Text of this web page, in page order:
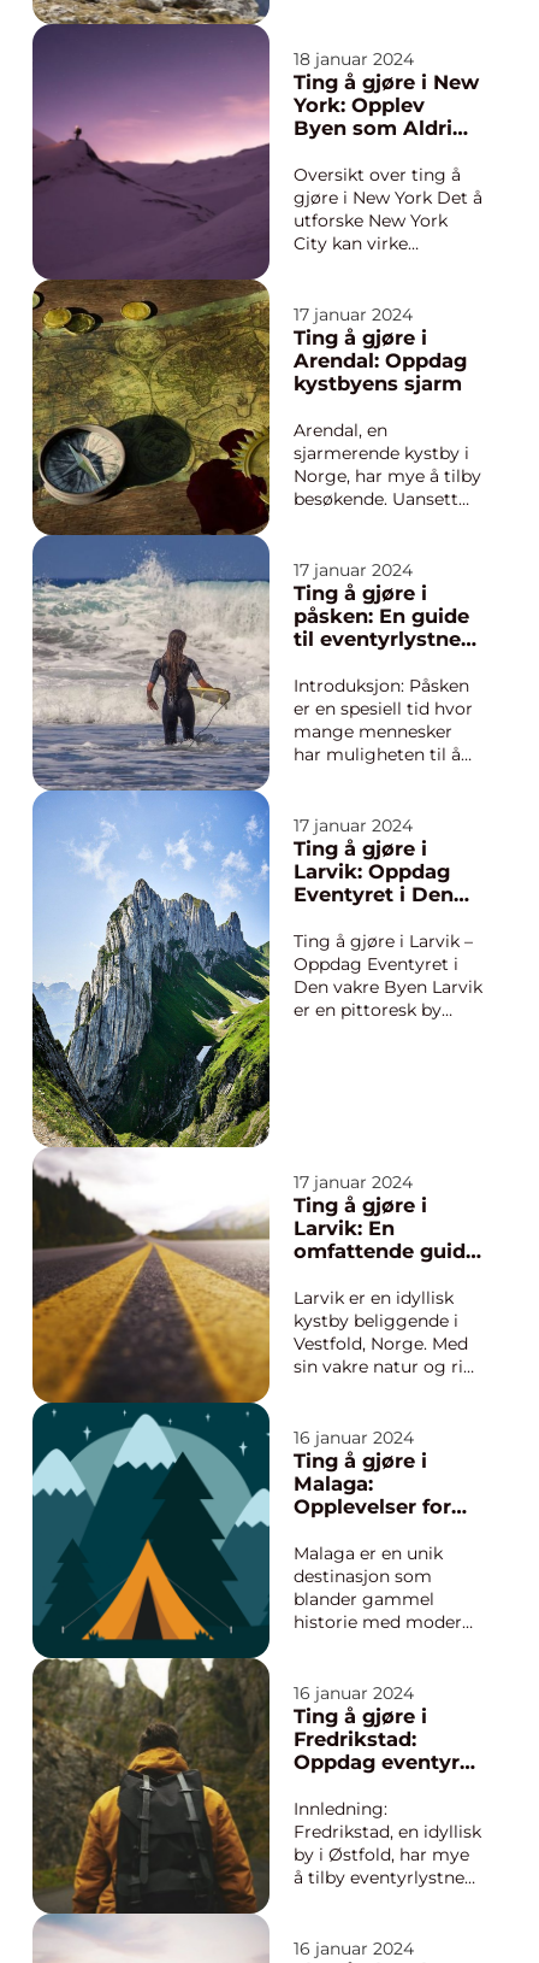
eventyrlystne unge
mennesker. Enten du
er interessert i kultur,
naturopplevelser, mat
noe for enhver smak.
Denne ar...
18 januar 2024
Ting å gjøre i New
York: Opplev
Byen som Aldri
Oversikt over ting å
gjøre i New York Det å
utforske New York
City kan virke
av attraksjoner og
aktiviteter. Byen som
aldri sover, er kjent for
sitt pulserende
landemerker og
utrolige natte...
17 januar 2024
Ting å gjøre i
Arendal: Oppdag
kystbyens sjarm
Arendal, en
sjarmerende kystby i
Norge, har mye å tilby
besøkende. Uansett
utendørsaktiviteter
eller lokal mat, vil du
finne noe som passer
deg i denne vakre
overordnet, grundig
oversikt over ting å
gjør...
17 januar 2024
Ting å gjøre i
påsken: En guide
til eventyrlystne
Introduksjon: Påsken
er en spesiell tid hvor
mange mennesker
har muligheten til å
eventyrlysten person
som er klar for action,
eller om du
foretrekker å slappe
finnes det mange
spennende ...
17 januar 2024
Ting å gjøre i
Larvik: Oppdag
Eventyret i Den
Ting å gjøre i Larvik –
Oppdag Eventyret i
Den vakre Byen Larvik
er en pittoresk by
sjarmerende kystbyen
har mye å tilby
eventyrlystne unge
mennesker...
17 januar 2024
Ting å gjøre i
Larvik: En
omfattende guide
unge mennesker
Larvik er en idyllisk
kystby beliggende i
Vestfold, Norge. Med
sin vakre natur og rike
eventyrlystne unge
mennesker. Enten du
er ute etter en aktiv
ferie eller ønsker å
historien, har ...
16 januar 2024
Ting å gjøre i
Malaga:
Opplevelser for
Unge Mennesker
Malaga er en unik
destinasjon som
blander gammel
historie med moderne
Med sitt behagelige
klima, fantastiske mat
og vakre strender, er
Malaga et ideelt
eventyrlystne unge
mennesker som
ønsker en opplevel...
16 januar 2024
Ting å gjøre i
Fredrikstad:
Oppdag eventyret
Innledning:
Fredrikstad, en idyllisk
by i Østfold, har mye
å tilby eventyrlystne
interessert i kultur,
16 januar 2024